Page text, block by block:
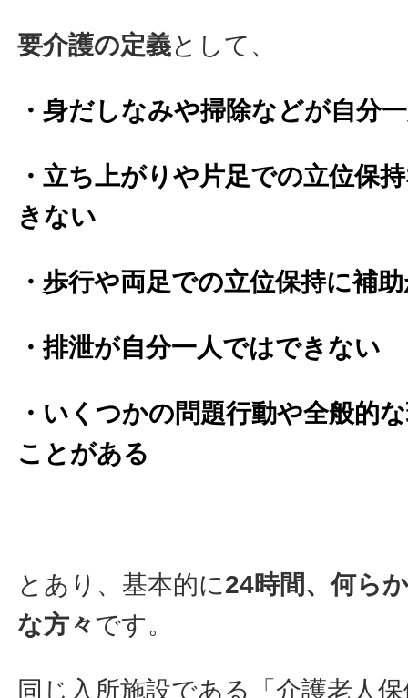
要介護の定義として、
・身だしなみや掃除などが自分
・立ち上がりや片足での立位保
きない
・歩行や両足での立位保持に補
・排泄が自分一人ではできない
・いくつかの問題行動や全般的
ことがある
とあり、基本的に24時間、何ら
な方々です。
同じ入所施設である「介護老人